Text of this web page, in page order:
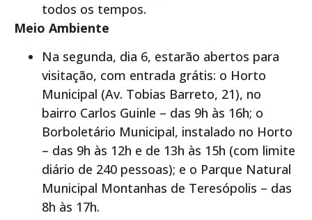
todos os tempos.
Meio Ambiente
Na segunda, dia 6, estarão abertos para
visitação, com entrada grátis: o Horto
Municipal (Av. Tobias Barreto, 21), no
bairro Carlos Guinle – das 9h às 16h; o
Borboletário Municipal, instalado no Horto
– das 9h às 12h e de 13h às 15h (com limite
diário de 240 pessoas); e o Parque Natural
Municipal Montanhas de Teresópolis – das
8h às 17h.